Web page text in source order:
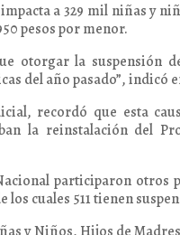
a 329 mil niñas y
pesos por menor.
otorgar la suspensión
del año pasado”, indicó
recordó que esta
la reinstalación del
participaron otros
cuales 511 tienen